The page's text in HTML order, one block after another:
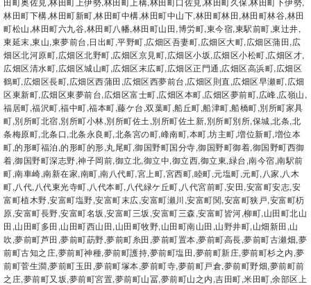
林田町下構,林田町新町,林田町中構,林田町中山下,林田町林田,林田町林谷,林田
町松山,林田町六九谷,林田町八幡,林田町山田,博労町,東今宿,東駅前町,東辻井,
東延末,東山,東夢前台,日出町,平野町,広畑区吾妻町,広畑区大町,広畑区蒲田,広
畑区北河原町,広畑区北野町,広畑区京見町,広畑区小坂,広畑区小松町,広畑区才,
広畑区清水町,広畑区城山町,広畑区末広町,広畑区正門通,広畑区高浜町,広畑区
鶴町,広畑区長町,広畑区西蒲田,広畑区西夢前台,広畑区則直,広畑区早瀬町,広畑
区東新町,広畑区東夢前台,広畑区富士町,広畑区本町,広畑区夢前町,広峰,広嶺山,
福居町,福沢町,福中町,福本町,藤ケ台,双葉町,船丘町,船津町,船橋町,別所町家具
町,別所町北宿,別所町小林,別所町佐土,別所町佐土新,別所町別所,保城,北条,北
条梅原町,北条口,北条永良町,北条宮の町,峰南町,本町,坊主町,増位新町,増位本
町,的形町福泊,的形町的形,丸尾町,御国野町国分寺,御国野町御着,御国野町西御
着,御国野町深志野,神子岡前,御立北,御立中,御立西,御立東,緑台,南今宿,南駅前
町,南車崎,南新在家,南町,南八代町,宮上町,宮西町,睦町,元塩町,元町,八家,八木
町,八代,八代東光寺町,八代本町,八代緑ケ丘町,八代宮前町,安田,安富町安志,安
富町植木野,安富町塩野,安富町末広,安富町瀬川,安富町関,安富町狭戸,安富町杤
原,安富町長野,安富町名坂,安富町三坂,安富町三森,安富町皆河,柳町,山田町北山
田,山田町多田,山田町西山田,山田町牧野,山田町南山田,山野井町,山畑新田,山
吹,夢前町芦田,夢前町莇野,夢前町糸田,夢前町置本,夢前町高長,夢前町古瀬畑,夢
前町古知之庄,夢前町神種,夢前町護持,夢前町塩田,夢前町新庄,夢前町杉之内,夢
前町菅生澗,夢前町玉田,夢前町塚本,夢前町寺,夢前町戸倉,夢前町野畑,夢前町前
之庄,夢前町又坂,夢前町宮置,夢前町山冨,夢前町山之内,吉田町,米田町,余部区上